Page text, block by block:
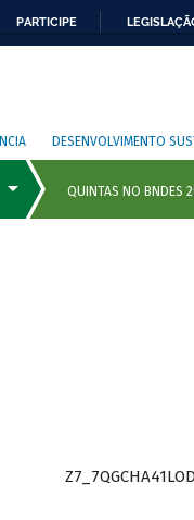
PARTICIPE
DESENVOLVIMENTO